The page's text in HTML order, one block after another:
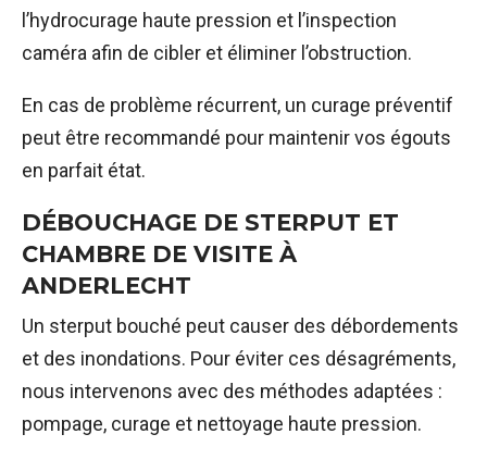
l’hydrocurage haute pression et l’inspection
caméra afin de cibler et éliminer l’obstruction.
En cas de problème récurrent, un curage préventif
peut être recommandé pour maintenir vos égouts
en parfait état.
DÉBOUCHAGE DE STERPUT ET
CHAMBRE DE VISITE À
ANDERLECHT
Un sterput bouché peut causer des débordements
et des inondations. Pour éviter ces désagréments,
nous intervenons avec des méthodes adaptées :
pompage, curage et nettoyage haute pression.